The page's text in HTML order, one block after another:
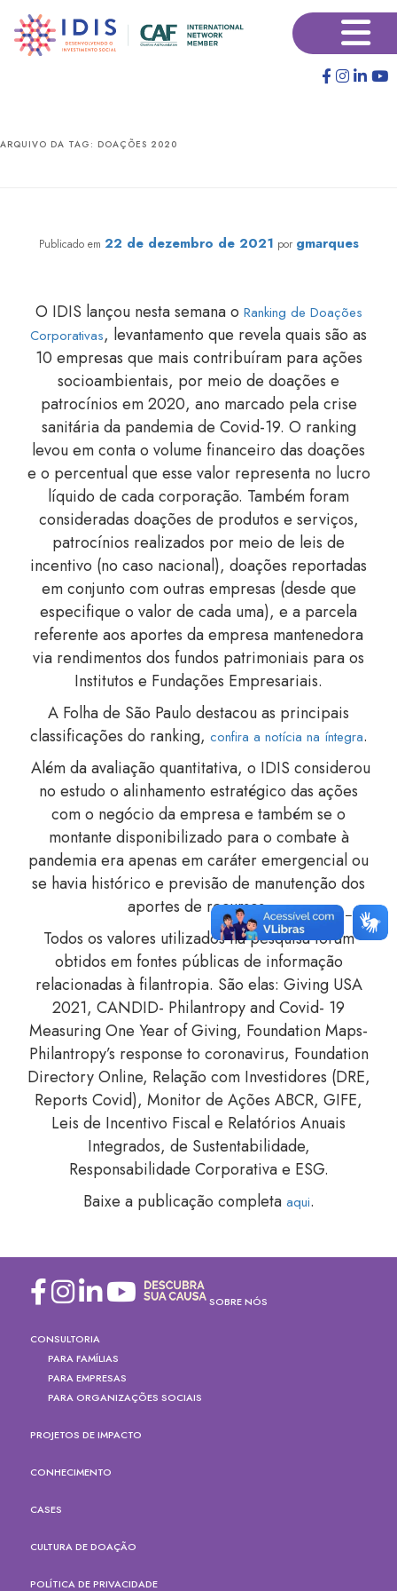
para
para
×
ARQUIVO DA TAG: DOAÇÕES 2020
Publicado em 22 de dezembro de 2021 por gmarques
O IDIS lançou nesta semana o Ranking de Doações
Corporativas, levantamento que revela quais são as
10 empresas que mais contribuíram para ações
socioambientais, por meio de doações e
patrocínios em 2020, ano marcado pela crise
sanitária da pandemia de Covid-19. O ranking
levou em conta o volume financeiro das doações
e o percentual que esse valor representa no lucro
líquido de cada corporação. Também foram
consideradas doações de produtos e serviços,
patrocínios realizados por meio de leis de
incentivo (no caso nacional), doações reportadas
em conjunto com outras empresas (desde que
especifique o valor de cada uma), e a parcela
referente aos aportes da empresa mantenedora
via rendimentos dos fundos patrimoniais para os
Institutos e Fundações Empresariais.
A Folha de São Paulo destacou as principais
classificações do ranking, confira a notícia na íntegra.
Além da avaliação quantitativa, o IDIS considerou
no estudo o alinhamento estratégico das ações
com o negócio da empresa e também se o
montante disponibilizado para o combate à
pandemia era apenas em caráter emergencial ou
se havia histórico e previsão de manutenção dos
aportes de recursos.
Todos os valores utilizados na pesquisa foram
obtidos em fontes públicas de informação
relacionadas à filantropia. São elas: Giving USA
2021, CANDID- Philantropy and Covid- 19
Measuring One Year of Giving, Foundation Maps-
Philantropy’s response to coronavirus, Foundation
Directory Online, Relação com Investidores (DRE,
Reports Covid), Monitor de Ações ABCR, GIFE,
Leis de Incentivo Fiscal e Relatórios Anuais
Integrados, de Sustentabilidade,
Responsabilidade Corporativa e ESG.
Baixe a publicação completa aqui.
SOBRE NÓS
CONSULTORIA
PARA FAMÍLIAS
PARA EMPRESAS
PARA ORGANIZAÇÕES SOCIAIS
PROJETOS DE IMPACTO
CONHECIMENTO
CASES
CULTURA DE DOAÇÃO
POLÍTICA DE PRIVACIDADE